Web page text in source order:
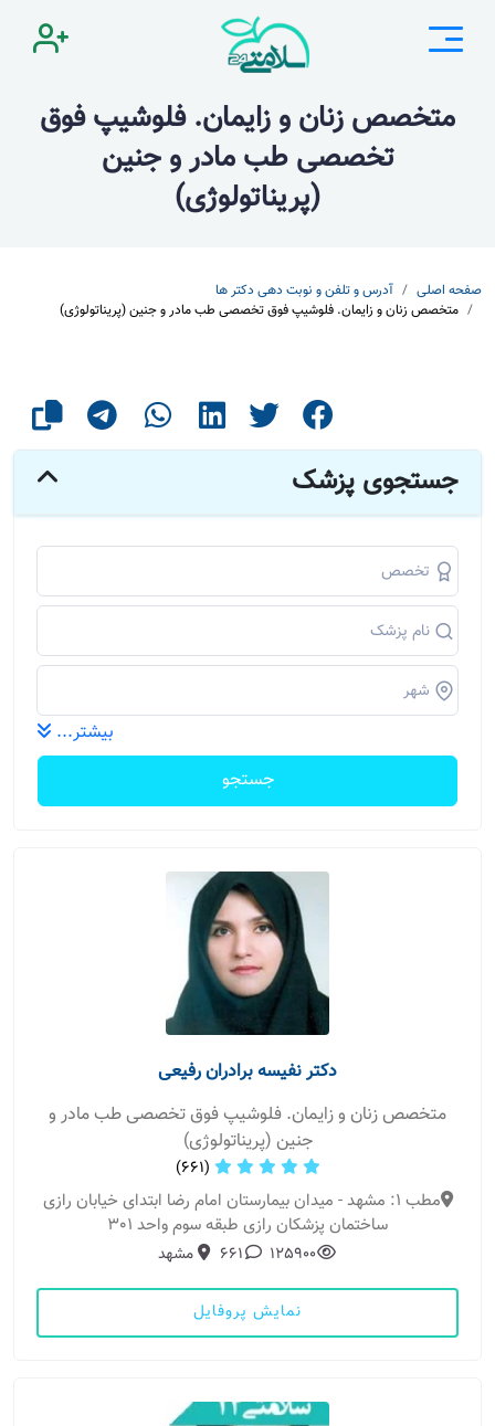
متخصص زنان و زایمان. فلوشیپ فوق
تخصصی طب مادر و جنین
(پریناتولوژی)
صفحه اصلی
آدرس و تلفن و نوبت دهی دکتر ها
متخصص زنان و زایمان. فلوشیپ فوق تخصصی طب مادر و جنین (پریناتولوژی)
جستجوی پزشک
بیشتر...
جستجو
دکتر نفیسه برادران رفیعی
متخصص زنان و زایمان. فلوشیپ فوق تخصصی طب مادر و
جنین (پریناتولوژی)
(661)
مطب 1: مشهد - میدان بیمارستان امام رضا ابتدای خیابان رازی
ساختمان پزشکان رازی طبقه سوم واحد 301
125900
661 مشهد
نمایش پروفایل